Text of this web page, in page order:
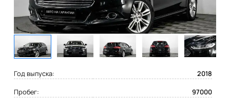
Год выпуска:
2018
Пробег:
97000